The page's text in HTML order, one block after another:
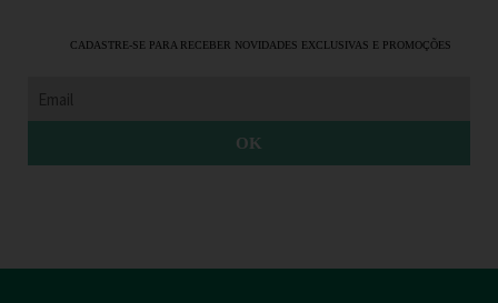
CADASTRE-SE PARA RECEBER NOVIDADES EXCLUSIVAS E PROMOÇÕES
OK